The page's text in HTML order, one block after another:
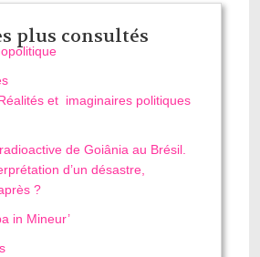
plus consultés
et imaginaires politiques
de Goiânia au Brésil.
d’un désastre,
?
in Mineur’